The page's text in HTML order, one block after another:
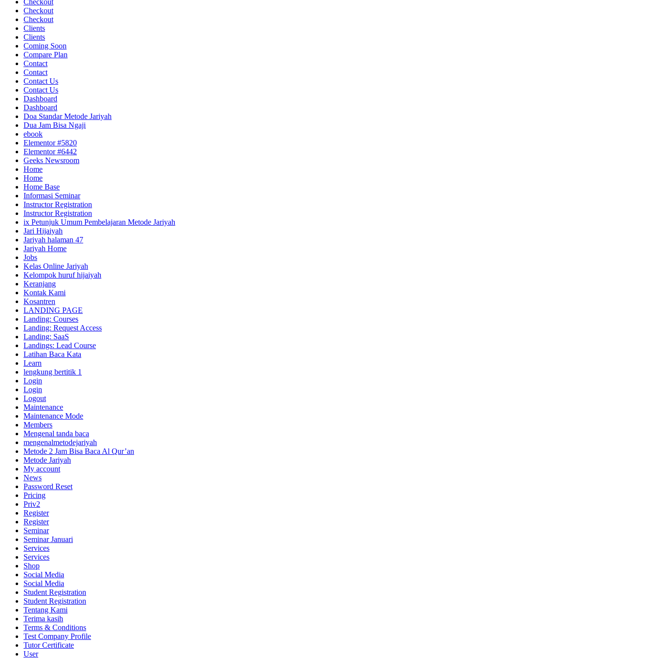
Checkout
Checkout
Checkout
Clients
Clients
Coming Soon
Compare Plan
Contact
Contact
Contact Us
Contact Us
Dashboard
Dashboard
Doa Standar Metode Jariyah
Dua Jam Bisa Ngaji
ebook
Elementor #5820
Elementor #6442
Geeks Newsroom
Home
Home
Home Base
Informasi Seminar
Instructor Registration
Instructor Registration
ix Petunjuk Umum Pembelajaran Metode Jariyah
Jari Hijaiyah
Jariyah halaman 47
Jariyah Home
Jobs
Kelas Online Jariyah
Kelompok huruf hijaiyah
Keranjang
Kontak Kami
Kosantren
LANDING PAGE
Landing: Courses
Landing: Request Access
Landing: SaaS
Landings: Lead Course
Latihan Baca Kata
Learn
lengkung bertitik 1
Login
Login
Logout
Maintenance
Maintenance Mode
Members
Mengenal tanda baca
mengenalmetodejariyah
Metode 2 Jam Bisa Baca Al Qur’an
Metode Jariyah
My account
News
Password Reset
Pricing
Priv2
Register
Register
Seminar
Seminar Januari
Services
Services
Shop
Social Media
Social Media
Student Registration
Student Registration
Tentang Kami
Terima kasih
Terms & Conditions
Test Company Profile
Tutor Certificate
User